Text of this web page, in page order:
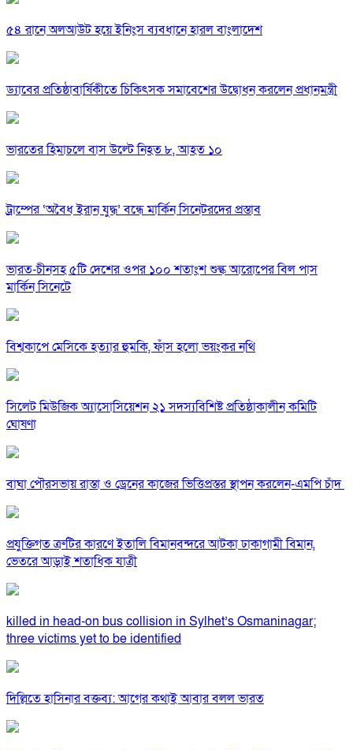
৫৪ রানে অলআউট হয়ে ইনিংস ব্যবধানে হারল বাংলাদেশ
ড্যাবের প্রতিষ্ঠাবার্ষিকীতে চিকিৎসক সমাবেশের উদ্বোধন করলেন প্রধানমন্ত্রী
ভারতের হিমাচলে বাস উল্টে নিহত ৮, আহত ১০
ট্রাম্পের ‘অবৈধ ইরান যুদ্ধ’ বন্ধে মার্কিন সিনেটরদের প্রস্তাব
ভারত-চীনসহ ৫টি দেশের ওপর ১০০ শতাংশ শুল্ক আরোপের বিল পাস
মার্কিন সিনেটে
বিশ্বকাপে মেসিকে হত্যার হুমকি, ফাঁস হলো ভয়ংকর নথি
সিলেট মিউজিক অ্যাসোসিয়েশন ২১ সদস্যবিশিষ্ট প্রতিষ্ঠাকালীন কমিটি
ঘোষণা
বাঘা পৌরসভায় রাস্তা ও ড্রেনের কাজের ভিত্তিপ্রস্তর স্থাপন করলেন-এমপি চাঁদ
প্রযুক্তিগত ত্রুটির কারণে ইতালি বিমানবন্দরে আটকা ঢাকাগামী বিমান,
ভেতরে আড়াই শতাধিক যাত্রী
killed in head-on bus collision in Sylhet’s Osmaninagar;
three victims yet to be identified
দিল্লিতে হাসিনার বক্তব্য: আগের কথাই আবার বলল ভারত